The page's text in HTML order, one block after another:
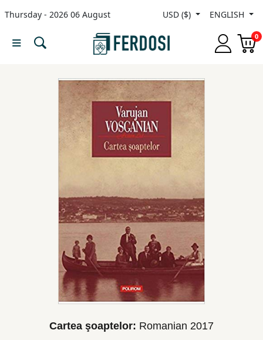
Thursday - 2026 06 August USD ($) ENGLISH
0
Menu
Cartea şoaptelor: Romanian 2017